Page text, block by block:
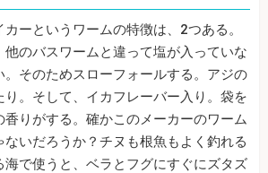
ーというワームの特徴は、2つある。
他のバスワームと違って塩が入っていな
。そのためスローフォールする。アジの
。そして、イカフレーバー入り。袋を
香りがする。確かこのメーカーのワーム
ないだろうか？チヌも根魚もよく釣れる
海で使うと、ベラとフグにすぐにズタズ